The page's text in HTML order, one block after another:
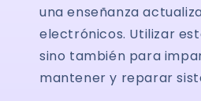
una enseñanza
electrónicos. Utilizar
sino también para
mantener y reparar